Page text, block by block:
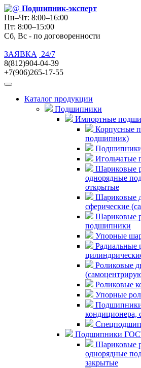
Подшипник-эксперт
Пн–Чт: 8:00–16:00
Пт: 8:00–15:00
Сб, Вс - по договоренности
ЗАЯВКА
24/7
8(812)904-04-39
+7(906)265-17-55
Каталог продукции
Подшипники
Импортные
Корпусные
подшипник)
Игольчатые
Шариковые
однорядные
открытые
Шариковые
сферические
Шариковые
подшипники
Упорные
Радиальные
Роликовые
Роликовые
Упорные
Подшипники
кондиционера,
Подшипники
Шариковые
однорядные
закрытые